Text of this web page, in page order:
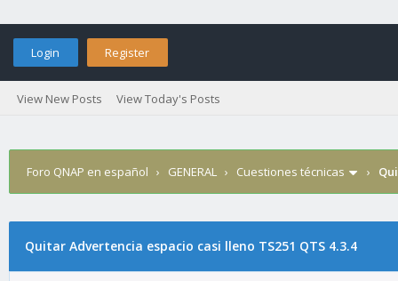
Login Register
View New Posts View Today's Posts
Foro QNAP en español › GENERAL › Cuestiones técnicas ›
Quitar Advertencia espacio casi lleno TS251 QTS 4.3.4